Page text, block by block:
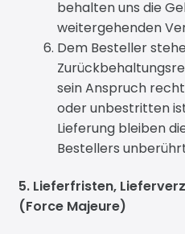
behalten uns die
weitergehenden
Dem Besteller
sein Anspruch
oder unbestritten
Lieferung bleiben
Bestellers
5. Lieferfristen,
(Force Majeure)